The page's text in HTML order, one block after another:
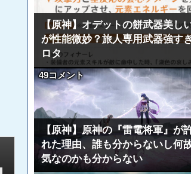
【原神】オデットの餅武器美し
が性能微妙？旅人専用武器強す
ロタ
49コメント
【原神】原神の『雷電将軍』が
れた理由、誰も分からないし何
気なのかも分からない